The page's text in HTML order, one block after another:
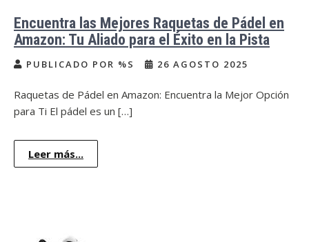
Encuentra las Mejores Raquetas de Pádel en
Amazon: Tu Aliado para el Éxito en la Pista
PUBLICADO POR %S 26 AGOSTO 2025
Raquetas de Pádel en Amazon: Encuentra la Mejor Opción
para Ti El pádel es un […]
Leer más...